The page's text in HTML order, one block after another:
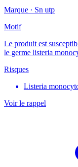
Marque · Sn utp
Motif
Le produit est
le germe listeria
Risques
Listeria
Voir le rappel